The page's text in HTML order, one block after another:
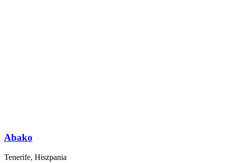
Abako
Tenerife, Hiszpania